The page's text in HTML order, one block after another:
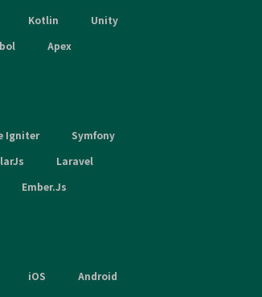
Kotlin
Unity
Apex
Igniter
Symfony
Laravel
Ember.Js
iOS Android